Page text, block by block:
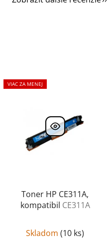
VIAC ZA MENEJ
Toner HP CE311A,
kompatibil CE311A
Skladom (10 ks)